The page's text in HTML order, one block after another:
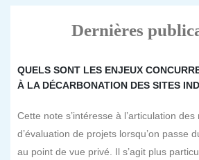
Dernières
QUELS SONT LES ENJEUX
À LA DÉCARBONATION DES SITES
Cette note s’intéresse à l’articulation
d’évaluation de projets lorsqu’on passe
au point de vue privé. Il s’agit plus